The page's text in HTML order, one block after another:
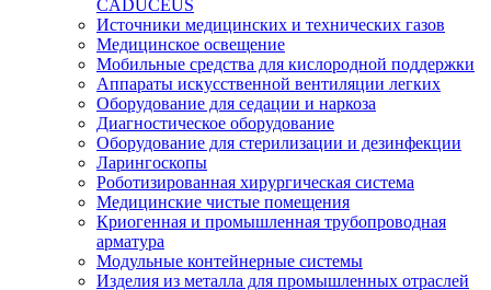
CADUCEUS
Источники медицинских и технических газов
Медицинское освещение
Мобильные средства для кислородной поддержки
Аппараты искусственной вентиляции легких
Оборудование для седации и наркоза
Диагностическое оборудование
Оборудование для стерилизации и дезинфекции
Ларингоскопы
Роботизированная хирургическая система
Медицинские чистые помещения
Криогенная и промышленная трубопроводная
арматура
Модульные контейнерные системы
Изделия из металла для промышленных отраслей